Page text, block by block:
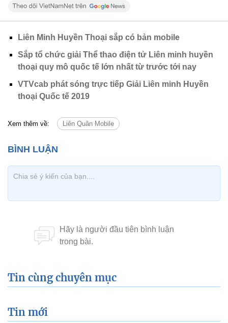
Liên Minh Huyền Thoại sắp có bản mobile
Sắp tổ chức giải Thể thao điện tử Liên minh huyền
thoại quy mô quốc tế lớn nhất từ trước tới nay
VTVcab phát sóng trực tiếp Giải Liên minh Huyền
thoại Quốc tế 2019
Xem thêm về: Liên Quân Mobile
Tin cùng chuyên mục
Tin mới